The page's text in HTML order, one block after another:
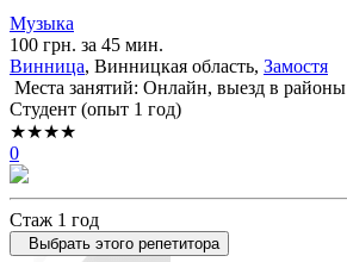
Музыка
100 грн. за 45 мин.
Винница, Винницкая область, Замостя
Места занятий: Онлайн, выезд в районы
Cтудент (опыт 1 год)
★★★★
0
Стаж 1 год
Выбрать этого репетитора